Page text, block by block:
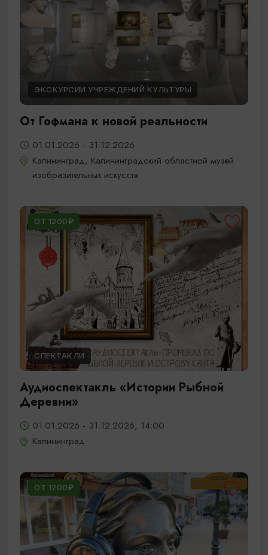
ЭКСКУРСИИ УЧРЕЖДЕНИЙ КУЛЬТУРЫ
От Гофмана к новой реальности
01.01.2026 - 31.12.2026
Калининград, Калининградский областной музей
изобразительных искусств
ОТ 1200₽
СПЕКТАКЛИ
Аудиоспектакль «Истории Рыбной
Деревни»
01.01.2026 - 31.12.2026, 14:00
Калининград
ОТ 1200₽